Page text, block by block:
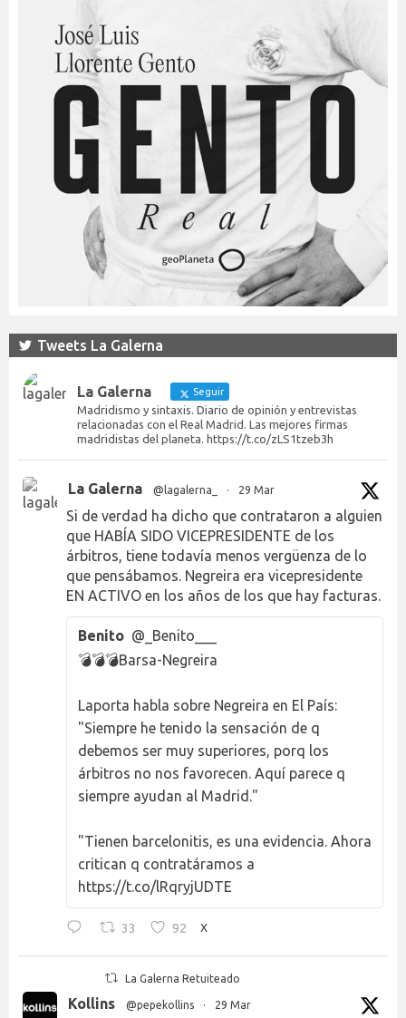
Tweets La Galerna
La Galerna Seguir
Madridismo y sintaxis. Diario de opinión y entrevistas
relacionadas con el Real Madrid. Las mejores firmas
madridistas del planeta. https://t.co/zLS1tzeb3h
La Galerna @lagalerna_ · 29 Mar
Si de verdad ha dicho que contrataron a alguien
que HABÍA SIDO VICEPRESIDENTE de los
árbitros, tiene todavía menos vergüenza de lo
que pensábamos. Negreira era vicepresidente
EN ACTIVO en los años de los que hay facturas.
Benito @_Benito___
💣💣💣Barsa-Negreira
Laporta habla sobre Negreira en El País:
"Siempre he tenido la sensación de q
debemos ser muy superiores, porq los
árbitros no nos favorecen. Aquí parece q
siempre ayudan al Madrid."
"Tienen barcelonitis, es una evidencia. Ahora
critican q contratáramos a
https://t.co/lRqryjUDTE
33 92 X
La Galerna Retuiteado
Kollins @pepekollins · 29 Mar